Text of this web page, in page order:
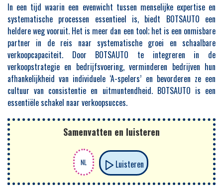
In een tijd waarin een evenwicht tussen menselijke expertise en
systematische processen essentieel is, biedt BOTSAUTO een
heldere weg vooruit. Het is meer dan een tool; het is een onmisbare
partner in de reis naar systematische groei en schaalbare
verkoopcapaciteit. Door BOTSAUTO te integreren in de
verkoopstrategie en bedrijfsvoering, verminderen bedrijven hun
afhankelijkheid van individuele ‘A-spelers’ en bevorderen ze een
cultuur van consistentie en uitmuntendheid. BOTSAUTO is een
essentiële schakel naar verkoopsucces.
Samenvatten en luisteren
Luisteren